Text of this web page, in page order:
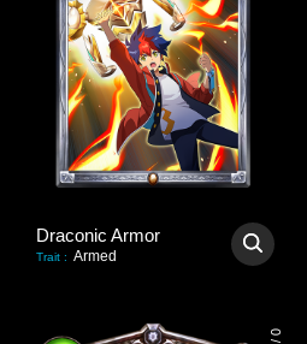
Draconic Armor
Trait : Armed
0
/